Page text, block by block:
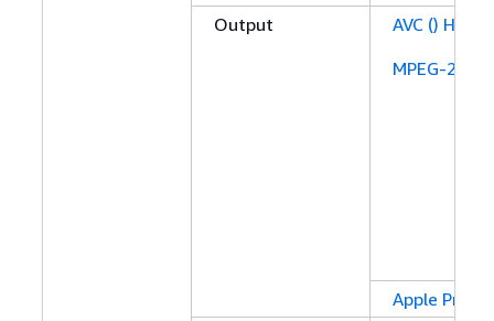
Output
AVC () H.264
MPEG-2
Apple